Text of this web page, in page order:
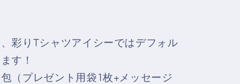
彩りTシャツアイシーではデフォル
す！
（プレゼント用袋1枚+メッセージ